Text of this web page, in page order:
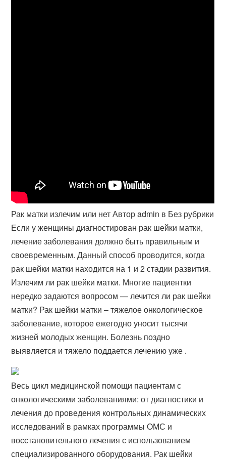
Рак матки излечим или нет Автор admin в Без рубрики
Если у женщины диагностирован рак шейки матки,
лечение заболевания должно быть правильным и
своевременным. Данный способ проводится, когда
рак шейки матки находится на 1 и 2 стадии развития.
Излечим ли рак шейки матки. Многие пациентки
нередко задаются вопросом — лечится ли рак шейки
матки? Рак шейки матки – тяжелое онкологическое
заболевание, которое ежегодно уносит тысячи
жизней молодых женщин. Болезнь поздно
выявляется и тяжело поддается лечению уже .
Весь цикл медицинской помощи пациентам с
онкологическими заболеваниями: от диагностики и
лечения до проведения контрольных динамических
исследований в рамках программы ОМС и
восстановительного лечения с использованием
специализированного оборудования. Рак шейки